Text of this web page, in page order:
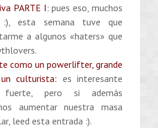
PARTE I: pues eso, muchos
esta semana tuve que
a algunos «haters» que
como un powerlifter, grande
culturista: es interesante
fuerte, pero si además
aumentar nuestra masa
leed esta entrada :).